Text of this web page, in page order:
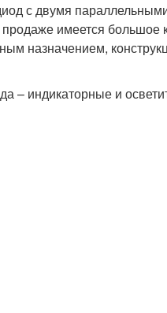
с двумя
имеется большое
назначением,
– индикаторные и